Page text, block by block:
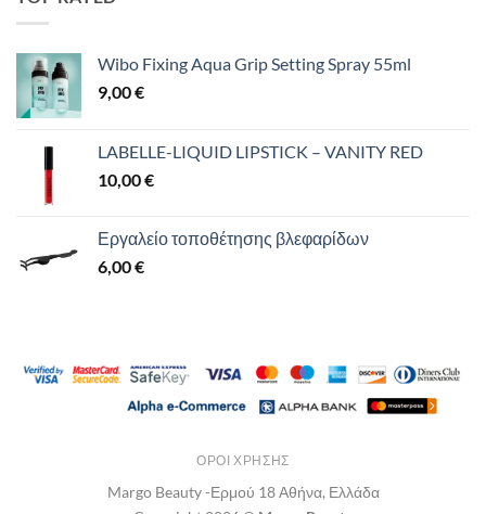
Wibo Fixing Aqua Grip Setting Spray 55ml
9,00€
LABELLE-LIQUID LIPSTICK – VANITY RED
10,00€
Εργαλείο τοποθέτησης βλεφαρίδων
6,00€
ΌΡΟΙ ΧΡΉΣΗΣ
Margo Beauty -Ερμού 18 Αθήνα, Ελλάδα